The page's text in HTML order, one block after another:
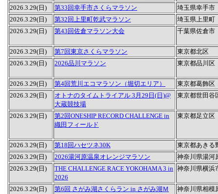
2026.3.29(日)
第33回幸手市さくらマラソン
埼玉県幸手市
2026.3.29(日)
第32回上里町乾武マラソン
埼玉県上里町
2026.3.29(日)
第43回佐倉マラソン大会 千葉県佐倉市
2026.3.29(日) 第7回東京さくらマラソン
東京都北区
2026.3.29(日)
2026品川マラソン 東京都品川区
2026.3.29(日) 第4回荒川エコマラソン（堀切エリア）
東京都葛飾区
2026.3.29(日)
オトナのタイムトライアル 3月29日(日)@
大蔵競技場
東京都世田谷
2026.3.29(日)
第2回ONESHIP RECORD CHALLENGE in
織田フィールド
東京都足立区
2026.3.29(日) 第18回ハセツネ30K
東京都あきる
2026.3.29(日)
2026湯河原温泉オレンジマラソン
神奈川県湯河
2026.3.29(日)
THE CHALLENGE RACE YOKOHAMA 3 in
2026
神奈川県横浜
2026.3.29(日)
第6回 さがみ湖さくらラン in さがみ湖Ｍ
神奈川県相模